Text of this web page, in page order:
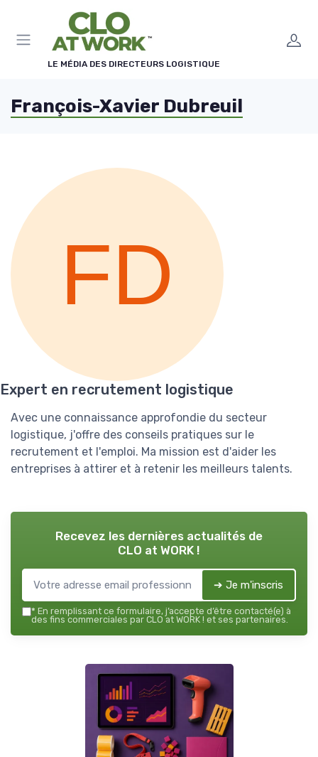
LE MÉDIA DES DIRECTEURS LOGISTIQUE
François-Xavier Dubreuil
Expert en recrutement logistique
Avec une connaissance approfondie du secteur
logistique, j'offre des conseils pratiques sur le
recrutement et l'emploi. Ma mission est d'aider les
entreprises à attirer et à retenir les meilleurs talents.
Recevez les dernières actualités de
CLO at WORK !
➔ Je m'inscris
* En remplissant ce formulaire, j’accepte d’être contacté(e) à
des fins commerciales par CLO at WORK ! et ses partenaires.
Panneau de gestion des cookies